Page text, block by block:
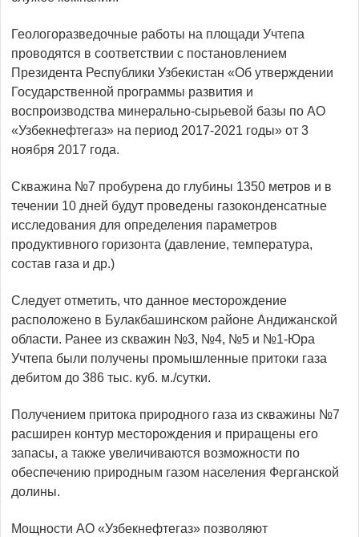
Геологоразведочные работы на площади Учтепа
проводятся в соответствии с постановлением
Президента Республики Узбекистан «Об утверждении
Государственной программы развития и
воспроизводства минерально-сырьевой базы по АО
«Узбекнефтегаз» на период 2017-2021 годы» от 3
ноября 2017 года.
Скважина №7 пробурена до глубины 1350 метров и в
течении 10 дней будут проведены газоконденсатные
исследования для определения параметров
продуктивного горизонта (давление, температура,
состав газа и др.)
Следует отметить, что данное месторождение
расположено в Булакбашинском районе Андижанской
области. Ранее из скважин №3, №4, №5 и №1-Юра
Учтепа были получены промышленные притоки газа
дебитом до 386 тыс. куб. м./сутки.
Получением притока природного газа из скважины №7
расширен контур месторождения и приращены его
запасы, а также увеличиваются возможности по
обеспечению природным газом населения Ферганской
долины.
Мощности АО «Узбекнефтегаз» позволяют